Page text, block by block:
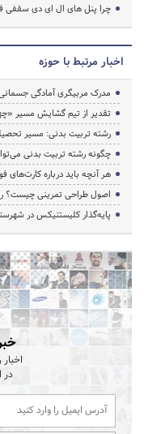
چرا پنل های ال ای دی سقفی
اخبار مرتبط با حوزه
مدرک مربیگری آمادگی
تقدیر از تیم گشایش مسیر
رشته تربیت بدنی: مسیر
چگونه رشته تربیت بدنی
هر آنچه باید درباره کارت‌های
اصول طراحی تمرینی چیست؟
پایه‌گذار کلیستنیکس در
در